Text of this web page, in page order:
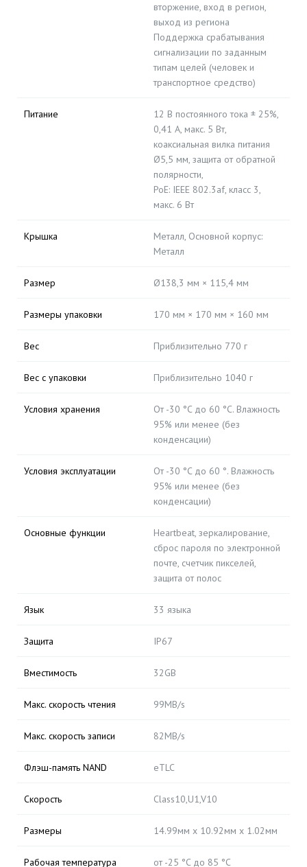
вторжение, вход в регион,
выход из региона
Поддержка срабатывания
сигнализации по заданным
типам целей (человек и
транспортное средство)
Питание
12 В постоянного тока ± 25%,
0,41 А, макс. 5 Вт,
коаксиальная вилка питания
Ø5,5 мм, защита от обратной
полярности,
PoE: IEEE 802.3af, класс 3,
макс. 6 Вт
Крышка
Металл, Основной корпус:
Металл
Размер Ø138,3 мм × 115,4 мм
Размеры упаковки 170 мм × 170 мм × 160 мм
Вес Приблизительно 770 г
Вес с упаковки Приблизительно 1040 г
Условия хранения
От -30 °C до 60 °C. Влажность
95% или менее (без
конденсации)
Условия эксплуатации
От -30 °C до 60 °. Влажность
95% или менее (без
конденсации)
Основные функции
Heartbeat, зеркалирование,
сброс пароля по электронной
почте, счетчик пикселей,
защита от полос
Язык 33 языка
Защита IP67
Вместимость 32GB
Макс. скорость чтения 99MB/s
Макс. скорость записи 82MB/s
Флэш-память NAND eTLC
Скорость Class10,U1,V10
Размеры 14.99мм x 10.92мм x 1.02мм
Рабочая температура от -25 °C до 85 °C